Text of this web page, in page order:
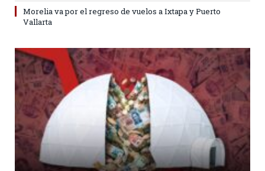
Morelia va por el regreso de vuelos a Ixtapa y Puerto
Vallarta